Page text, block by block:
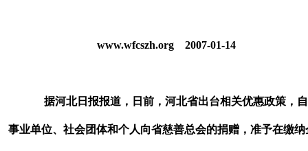
www.wfcszh.org 2007-01-14
据河北日报报道，日前，河北省出台相关优惠政策，
事业单位、社会团体和个人向省慈善总会的捐赠，准予在缴